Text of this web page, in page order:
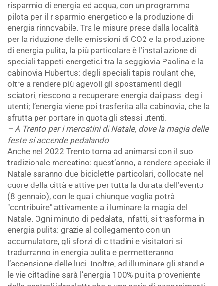
risparmio di energia ed acqua, con un programma
pilota per il risparmio energetico e la produzione di
energia rinnovabile. Tra le misure prese dalla località
per la riduzione delle emissioni di CO2 e la produzione
di energia pulita, la più particolare è l’installazione di
speciali tappeti energetici tra la seggiovia Paolina e la
cabinovia Hubertus: degli speciali tapis roulant che,
oltre a rendere più agevoli gli spostamenti degli
sciatori, riescono a recuperare energia dai passi degli
utenti; l’energia viene poi trasferita alla cabinovia, che la
sfrutta per portare in quota gli stessi utenti.
– A Trento per i mercatini di Natale, dove la magia delle
feste si accende pedalando
Anche nel 2022 Trento torna ad animarsi con il suo
tradizionale mercatino: quest’anno, a rendere speciale il
Natale saranno due biciclette particolari, collocate nel
cuore della città e attive per tutta la durata dell’evento
(8 gennaio), con le quali chiunque voglia potrà
"contribuire" attivamente a illuminare la magia del
Natale. Ogni minuto di pedalata, infatti, si trasforma in
energia pulita: grazie al collegamento con un
accumulatore, gli sforzi di cittadini e visitatori si
tradurranno in energia pulita e permetteranno
l’accensione delle luci. Inoltre, ad illuminare gli stand e
le vie cittadine sarà l’energia 100% pulita proveniente